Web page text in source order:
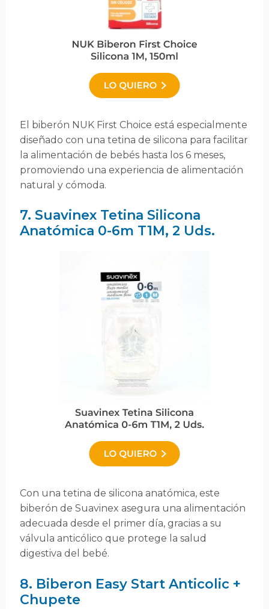
El biberón NUK First Choice está especialmente
diseñado con una tetina de silicona para facilitar
la alimentación de bebés hasta los 6 meses,
promoviendo una experiencia de alimentación
natural y cómoda.
7. Suavinex Tetina Silicona
Anatómica 0-6m T1M, 2 Uds.
Con una tetina de silicona anatómica, este
biberón de Suavinex asegura una alimentación
adecuada desde el primer día, gracias a su
válvula anticólico que protege la salud
digestiva del bebé.
8. Biberon Easy Start Anticolic +
Chupete